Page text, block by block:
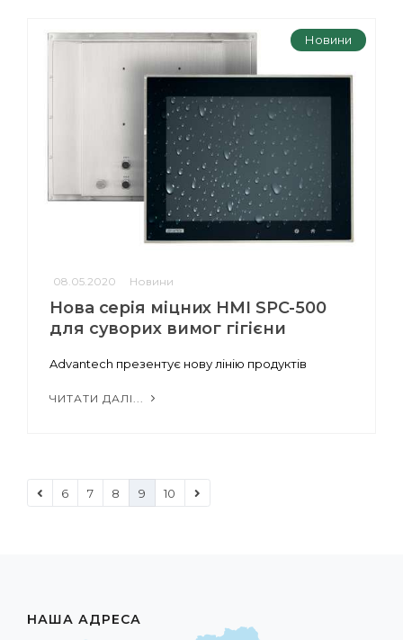
Новини
08.05.2020 Новини
Нова серія міцних HMI SPC-500
для суворих вимог гігієни
Advantech презентує нову лінію продуктів
ЧИТАТИ ДАЛІ...
6 7 8 9 10
НАША АДРЕСА